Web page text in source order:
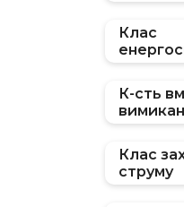
Клас
К-сть
Клас
струму